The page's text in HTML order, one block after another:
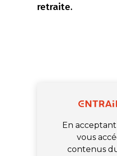
retraite.
En acceptant
vous
contenus